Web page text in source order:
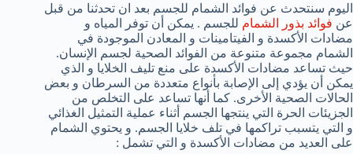
اليوم سنتحدث عن فوائد الشمام للجسم بعد ان تحدثنا من قبل
عن فوائد بذور الشمام للجسم . يمكن أن توفر المياه و
مضادات الأكسدة و الفيتامينات و المعادن الموجودة في
الشمام مجموعة متنوعة من الفوائد الصحية لجسم الإنسان.
حيث تساعد مضادات الأكسدة على منع تليف الخلايا و الذي
يمكن أن يؤدي إلى الإصابة بأنواع متعددة من السرطان و بعض
الحالات الصحية الأخرى. كما أنها تساعد على التخلص من
الجزيئات الحرة التي ينتجها الجسم أثناء عملية التمثيل الغذائي
و التي يتسبب تراكمها في تلف خلايا الجسم. و يحتوي الشمام
على العديد من مضادات الأكسدة و التي تشمل :